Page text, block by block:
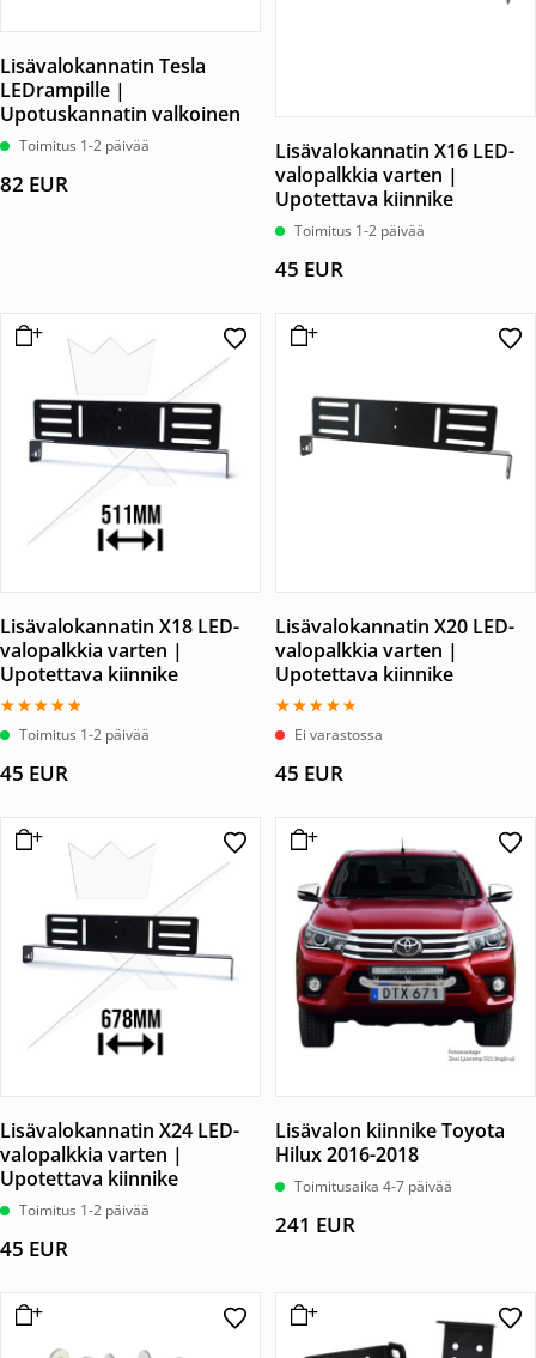
Lisävalokannatin Tesla
LEDrampille |
Upotuskannatin valkoinen
Toimitus 1-2 päivää
82 EUR
Lisävalokannatin X16 LED-
valopalkkia varten |
Upotettava kiinnike
Toimitus 1-2 päivää
45 EUR
Lisävalokannatin X18 LED-
valopalkkia varten |
Upotettava kiinnike
Arvostelu
tuotteesta:
/ 5
Toimitus 1-2 päivää
45 EUR
Lisävalokannatin X20 LED-
valopalkkia varten |
Upotettava kiinnike
Arvostelu
tuotteesta:
/ 5
Ei varastossa
45 EUR
Lisävalokannatin X24 LED-
valopalkkia varten |
Upotettava kiinnike
Toimitus 1-2 päivää
45 EUR
Lisävalon kiinnike Toyota
Hilux 2016-2018
Toimitusaika 4-7 päivää
241 EUR